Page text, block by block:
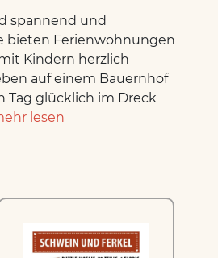
spannend und
bieten Ferienwohnungen
Kindern herzlich
auf einem Bauernhof
Tag glücklich im Dreck
lesen